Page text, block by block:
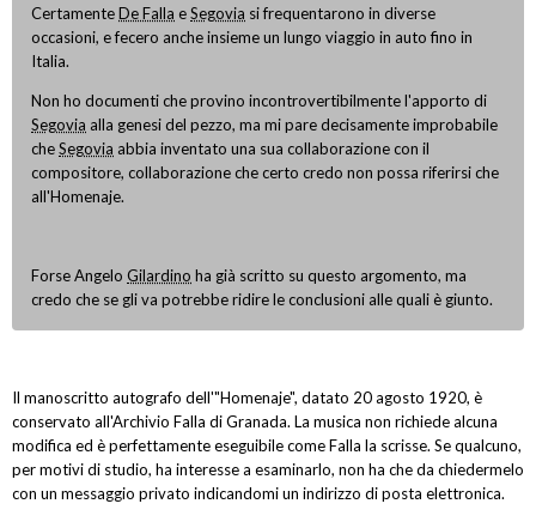
CertamenteDe Falla eSegovia si frequentarono in diverse
occasioni, e fecero anche insieme un lungo viaggio in auto fino in
Italia.
Non ho documenti che provino incontrovertibilmente l'apporto di
Segovia alla genesi del pezzo, ma mi pare decisamente improbabile
cheSegovia abbia inventato una sua collaborazione con il
compositore, collaborazione che certo credo non possa riferirsi che
all'Homenaje.
Forse Angelo Gilardino ha già scritto su questo argomento, ma
credo che se gli va potrebbe ridire le conclusioni alle quali è giunto.
Il manoscritto autografo dell'"Homenaje", datato 20 agosto 1920, è
conservato all'Archivio Falla di Granada. La musica non richiede alcuna
modifica ed è perfettamente eseguibile come Falla la scrisse. Se qualcuno,
per motivi di studio, ha interesse a esaminarlo, non ha che da chiedermelo
con un messaggio privato indicandomi un indirizzo di posta elettronica.